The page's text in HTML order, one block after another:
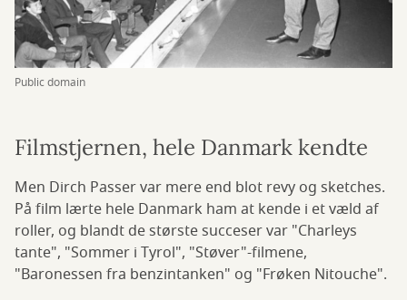
Public domain
Filmstjernen, hele Danmark kendte
Men Dirch Passer var mere end blot revy og sketches.
På film lærte hele Danmark ham at kende i et væld af
roller, og blandt de største succeser var "Charleys
tante", "Sommer i Tyrol", "Støver"-filmene,
"Baronessen fra benzintanken" og "Frøken Nitouche".